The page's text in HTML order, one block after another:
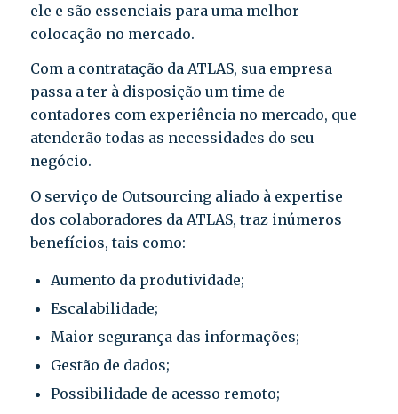
ele e são essenciais para uma melhor
colocação no mercado.
Com a contratação da ATLAS, sua empresa
passa a ter à disposição um time de
contadores com experiência no mercado, que
atenderão todas as necessidades do seu
negócio.
O serviço de Outsourcing aliado à expertise
dos colaboradores da ATLAS, traz inúmeros
benefícios, tais como:
Aumento da produtividade;
Escalabilidade;
Maior segurança das informações;
Gestão de dados;
Possibilidade de acesso remoto;